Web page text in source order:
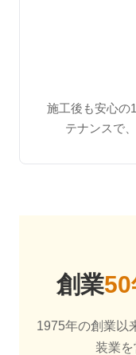
施工後も安心の
テナンスで
創業
1975年の創業以
装業を